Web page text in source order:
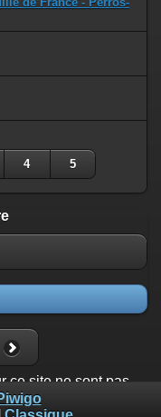
4 5
ce site ne sont pas
à l'accord du